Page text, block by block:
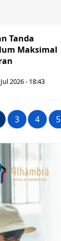
Tanda
Maksimal
2026 - 18:43
3 4 5